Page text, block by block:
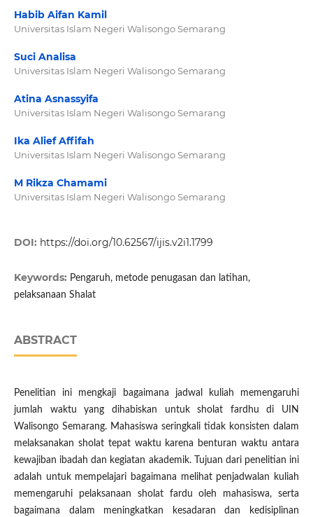
Habib Aifan Kamil
Universitas Islam Negeri Walisongo Semarang
Suci Analisa
Universitas Islam Negeri Walisongo Semarang
Atina Asnassyifa
Universitas Islam Negeri Walisongo Semarang
Ika Alief Affifah
Universitas Islam Negeri Walisongo Semarang
M Rikza Chamami
Universitas Islam Negeri Walisongo Semarang
DOI: https://doi.org/10.62567/ijis.v2i1.1799
Keywords: Pengaruh, metode penugasan dan latihan,
pelaksanaan Shalat
ABSTRACT
Penelitian ini mengkaji bagaimana jadwal kuliah memengaruhi
jumlah waktu yang dihabiskan untuk sholat fardhu di UIN
Walisongo Semarang. Mahasiswa seringkali tidak konsisten dalam
melaksanakan sholat tepat waktu karena benturan waktu antara
kewajiban ibadah dan kegiatan akademik. Tujuan dari penelitian ini
adalah untuk mempelajari bagaimana melihat penjadwalan kuliah
memengaruhi pelaksanaan sholat fardu oleh mahasiswa, serta
bagaimana dalam meningkatkan kesadaran dan kedisiplinan